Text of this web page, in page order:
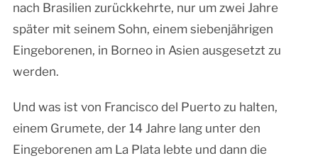
nach Brasilien zurückkehrte, nur um zwei Jahre
später mit seinem Sohn, einem siebenjährigen
Eingeborenen, in Borneo in Asien ausgesetzt zu
werden.
Und was ist von Francisco del Puerto zu halten,
einem Grumete, der 14 Jahre lang unter den
Eingeborenen am La Plata lebte und dann die